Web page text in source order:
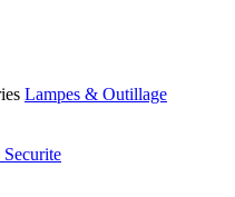
Lampes & Outillage